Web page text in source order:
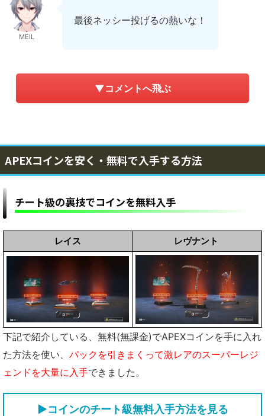
MEIL
最後ネッシー投げるの熱いな！
▼コメントへ飛ぶ
APEXコインを安く・無料で入手する方法
チート級の裏技でコインを無料入手
レイス レヴナント
下記で紹介している、無料(無課金)でAPEXコインを手に入れ
た方法を使い、 パックを引きまくって激レアのスーパーレジ
ェンドを大量に入手できました。
▶コインのチート級無料入手方法を見る